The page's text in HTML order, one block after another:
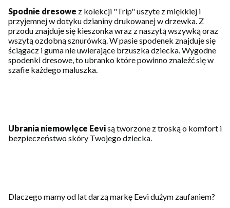
Spodnie dresowe z kolekcji "Trip" uszyte z miękkiej i
przyjemnej w dotyku dzianiny drukowanej w drzewka. Z
przodu znajduje się kieszonka wraz z naszytą wszywką oraz
wszytą ozdobną sznurówką. W pasie spodenek znajduje się
ściągacz i guma nie uwierające brzuszka dziecka. Wygodne
spodenki dresowe, to ubranko które powinno znaleźć się w
szafie każdego maluszka.
Ubrania niemowlęce Eevisą tworzone z troską o komfort i
bezpieczeństwo skóry Twojego dziecka.
Dlaczego mamy od lat darzą markę Eevi dużym zaufaniem?